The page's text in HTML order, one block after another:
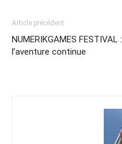
Article précédent
NUMERIKGAMES FESTIVAL :
l’aventure continue